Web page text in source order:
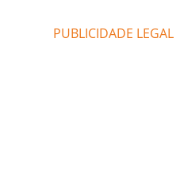
dos dois.
PUBLICIDADE LEGAL